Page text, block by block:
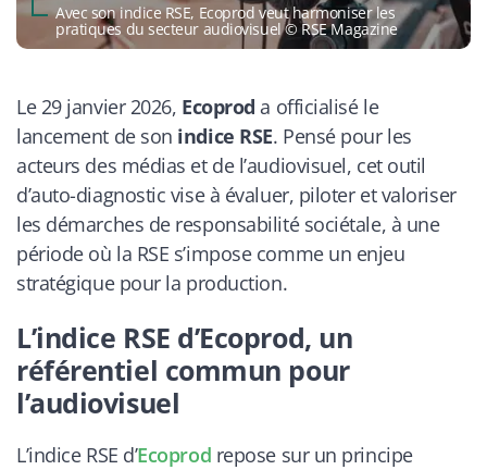
Avec son indice RSE, Ecoprod veut harmoniser les
pratiques du secteur audiovisuel © RSE Magazine
Le 29 janvier 2026, Ecoprod a officialisé le
lancement de son indice RSE. Pensé pour les
acteurs des médias et de l’audiovisuel, cet outil
d’auto-diagnostic vise à évaluer, piloter et valoriser
les démarches de responsabilité sociétale, à une
période où la RSE s’impose comme un enjeu
stratégique pour la production.
L’indice RSE d’Ecoprod, un
référentiel commun pour
l’audiovisuel
L’indice RSE d’Ecoprod repose sur un principe